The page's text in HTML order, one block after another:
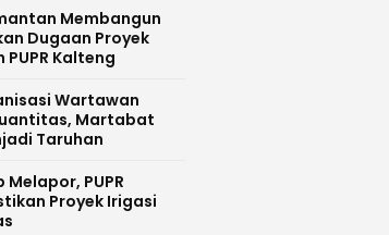
Membangun
Dugaan Proyek
Kalteng
Wartawan
Martabat
Taruhan
Melapor, PUPR
Proyek Irigasi